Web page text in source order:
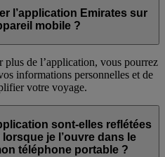
l’application Emirates sur
mobile ?
de l’application, vous pourrez
informations personnelles et de
votre voyage.
sont-elles reflétées
je l’ouvre dans le
téléphone portable ?